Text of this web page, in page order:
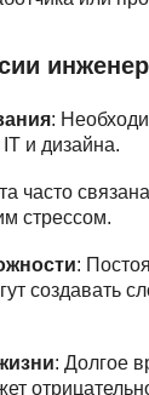
:
и дизайна.
часто
стрессом.
:
создавать
: Долгое